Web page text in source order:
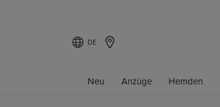
DE
Neu Anzüge Hemden